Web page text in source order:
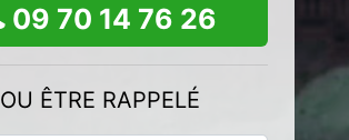
09 70 14 76 26
OU ÊTRE RAPPELÉ